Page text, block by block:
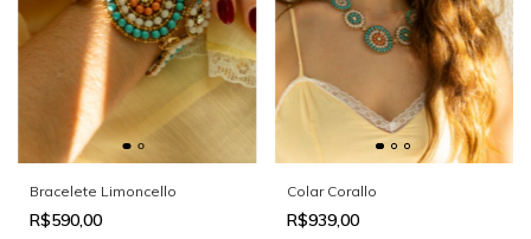
Bracelete Limoncello
R$590,00
Colar Corallo
R$939,00